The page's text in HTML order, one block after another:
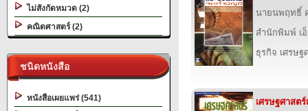
ไม่สังกัดหมวด (2)
คณิตศาสตร์ (2)
ชนิดหนังสือ
หนังสือเผยแพร่ (541)
นายนพฤทธิ์
สำนักพิมพ์ เ
ธุรกิจ เศรษฐ
เศรษฐศาสตร์